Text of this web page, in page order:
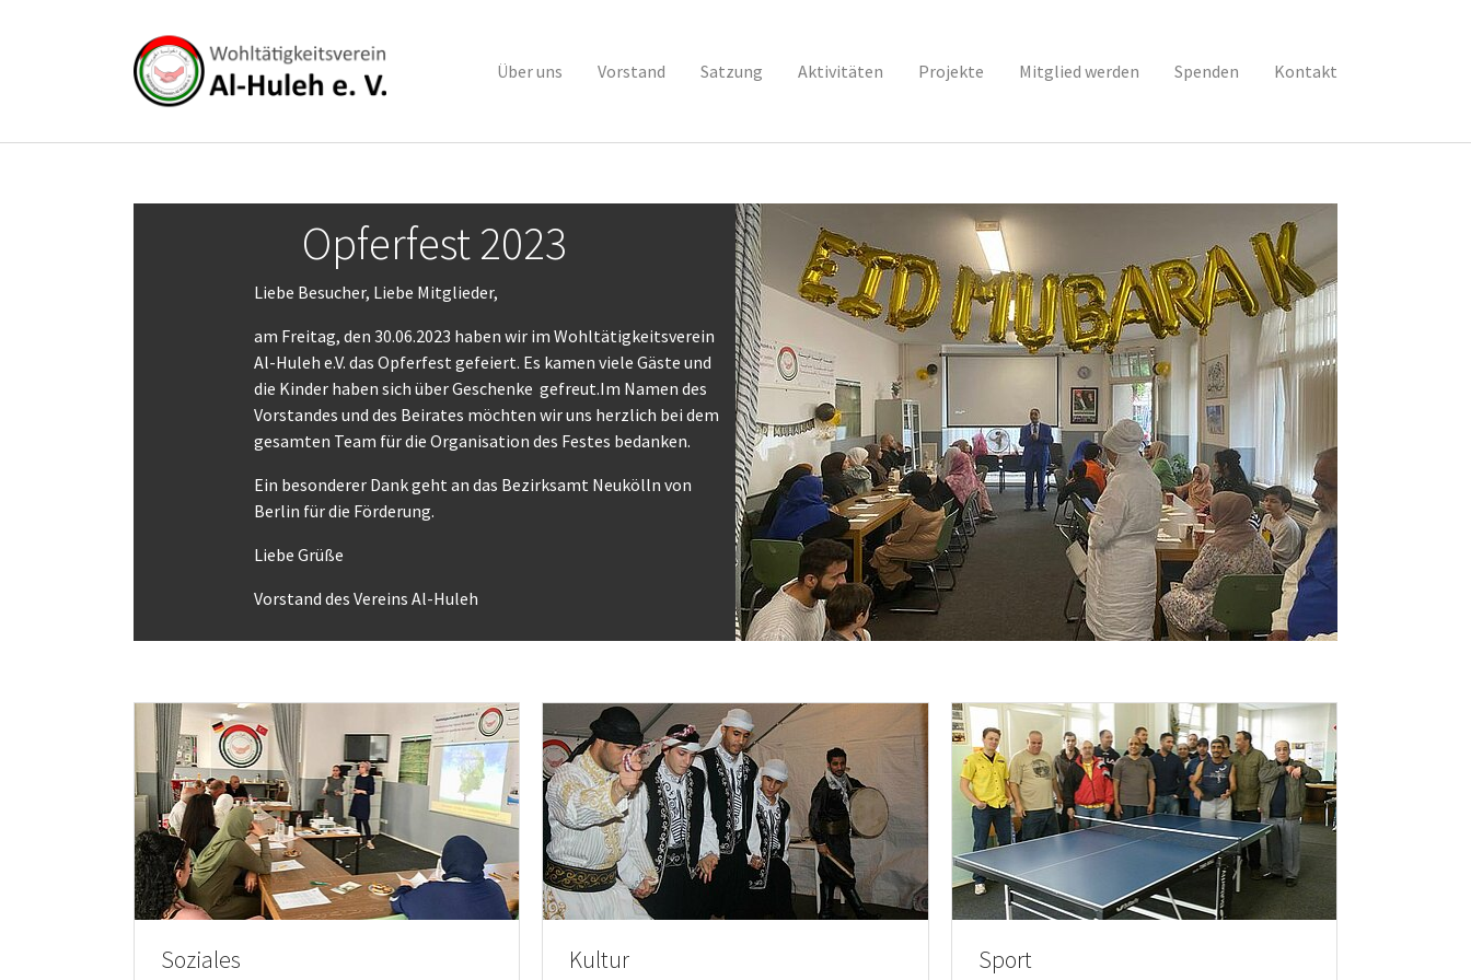
Über uns Vorstand Satzung Aktivitäten Projekte Mitglied werden Spenden Kontakt
Opferfest 2023
Liebe Besucher, Liebe Mitglieder,
am Freitag, den 30.06.2023 haben wir im Wohltätigkeitsverein
Al-Huleh e.V. das Opferfest gefeiert. Es kamen viele Gäste und
die Kinder haben sich über Geschenke gefreut.Im Namen des
Vorstandes und des Beirates möchten wir uns herzlich bei dem
gesamten Team für die Organisation des Festes bedanken.
Ein besonderer Dank geht an das Bezirksamt Neukölln von
Berlin für die Förderung.
Liebe Grüße
Vorstand des Vereins Al-Huleh
Soziales Kultur Sport